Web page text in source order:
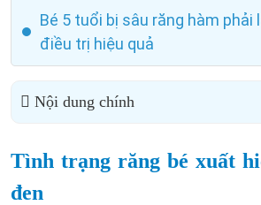
Bé 5 tuổi bị sâu răng hàm phải
điều trị hiệu quả
Nội dung chính
Tình trạng răng bé xuất
đen